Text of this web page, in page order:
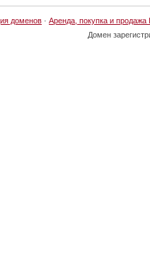
доменов · Аренда, покупка и продажа
Домен